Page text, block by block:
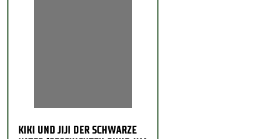
KIKI UND JIJI DER SCHWARZE